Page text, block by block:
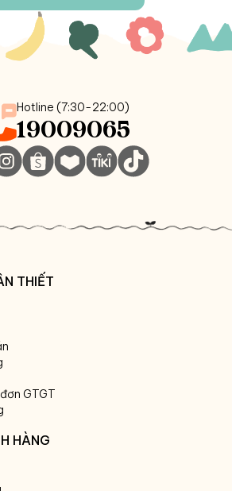
Hotline (7:30-22:00)
19009065
THIẾT
GTGT
HÀNG